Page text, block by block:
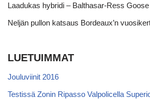
Laadukas hybridi – Balthasar-Ress
Neljän pullon katsaus Bordeaux’n
LUETUIMMAT
Jouluviinit 2016
Testissä Zonin Ripasso Valpolicella